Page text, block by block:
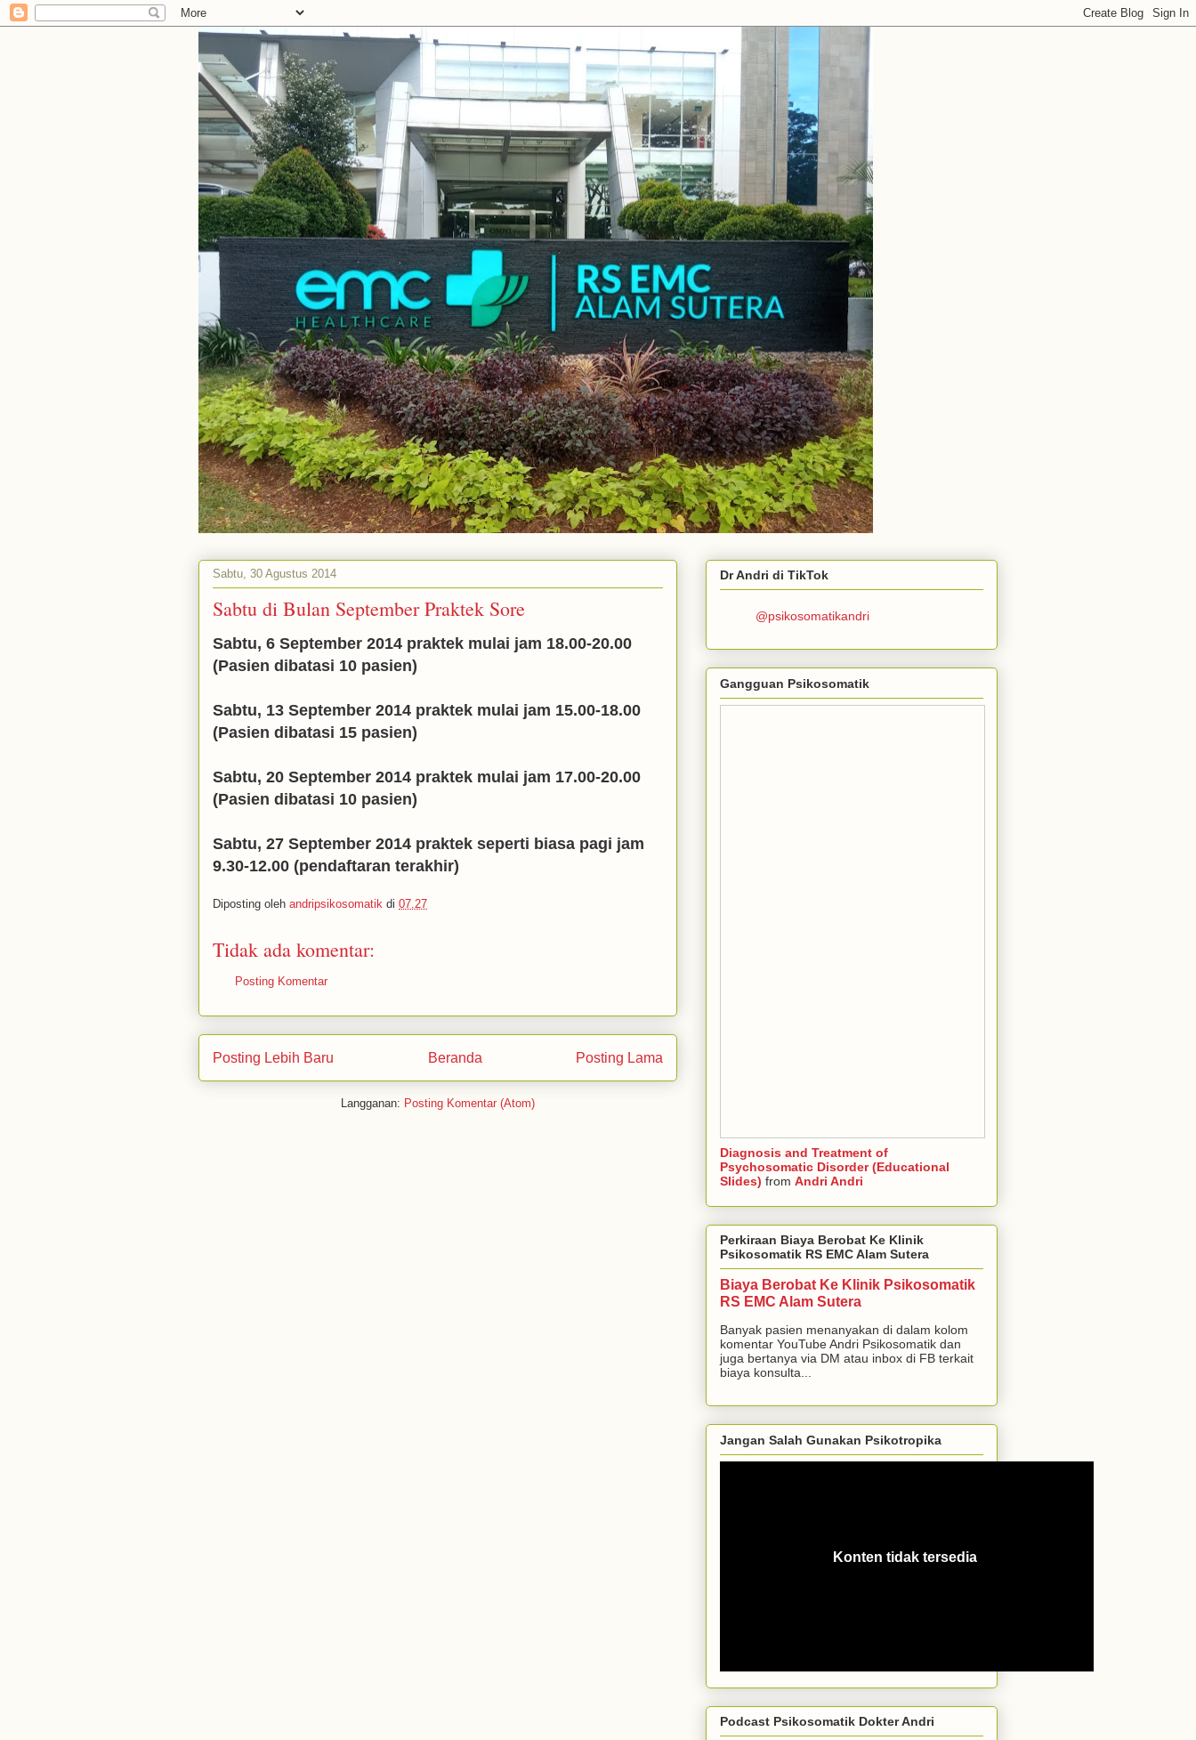
Sabtu, 30 Agustus 2014
Sabtu di Bulan September Praktek Sore
Sabtu, 6 September 2014 praktek mulai jam 18.00-20.00
(Pasien dibatasi 10 pasien)
Sabtu, 13 September 2014 praktek mulai jam 15.00-18.00
(Pasien dibatasi 15 pasien)
Sabtu, 20 September 2014 praktek mulai jam 17.00-20.00
(Pasien dibatasi 10 pasien)
Sabtu, 27 September 2014 praktek seperti biasa pagi jam
9.30-12.00 (pendaftaran terakhir)
Diposting oleh andripsikosomatik di 07.27
Tidak ada komentar:
Posting Komentar
Posting Lebih Baru Posting Lama
Beranda
Langganan: Posting Komentar (Atom)
Dr Andri di TikTok
@psikosomatikandri
Gangguan Psikosomatik
Diagnosis and Treatment of
Psychosomatic Disorder (Educational
Slides) from Andri Andri
Perkiraan Biaya Berobat Ke Klinik
Psikosomatik RS EMC Alam Sutera
Biaya Berobat Ke Klinik Psikosomatik
RS EMC Alam Sutera
Banyak pasien menanyakan di dalam kolom
komentar YouTube Andri Psikosomatik dan
juga bertanya via DM atau inbox di FB terkait
biaya konsulta...
Jangan Salah Gunakan Psikotropika
Podcast Psikosomatik Dokter Andri